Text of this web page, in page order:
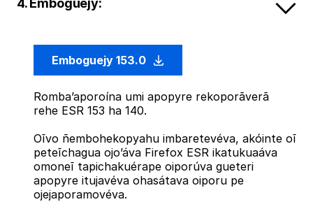
4. Emboguejy:
Emboguejy 153.0
Romba’aporoína umi apopyre rekoporãverã
rehe ESR 153 ha 140.
Oĩvo ñembohekopyahu imbaretevéva, akóinte oĩ
peteĩchagua ojo’áva Firefox ESR ikatukuaáva
omoneĩ tapichakuérape oiporúva gueteri
apopyre itujavéva ohasátava oiporu pe
ojejaporamovéva.